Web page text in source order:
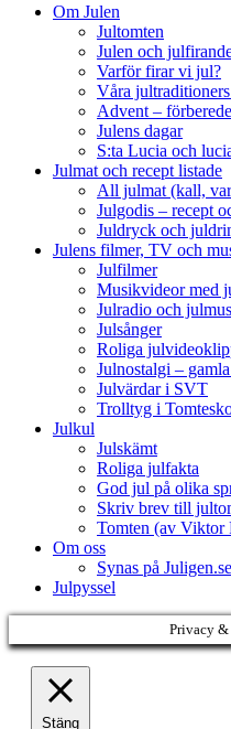
Om Julen
Jultomten
Julen och
Varför firar vi jul?
Våra
Advent –
Julens dagar
S:ta Lucia och
Julmat och recept listade
All julmat (kall,
Julgodis – recept
Juldryck och
Julens filmer, TV och
Julfilmer
Musikvideor med
Julradio och
Julsånger
Roliga
Julnostalgi –
Julvärdar i SVT
Trolltyg i
Julkul
Julskämt
Roliga julfakta
God jul på olika
Skriv brev till
Tomten (av Viktor
Om oss
Synas på Juligen.se
Julpyssel
Privacy
Stäng